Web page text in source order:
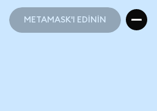
METAMASK'I EDİNİN